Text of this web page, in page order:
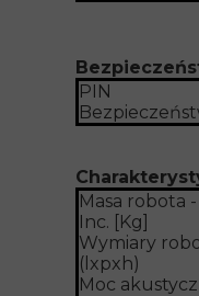
PIN
Masa robota
Inc. [Kg]
Wymiary
(lxpxh)
Moc